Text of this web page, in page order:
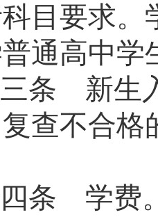
目要求。
通高中学
条 新生
查不合格
条 学费